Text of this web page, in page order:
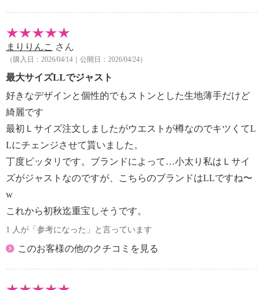
まりりんこ さん
（購入日：2026/04/14｜公開日：2026/04/24）
最大サイズLLでジャスト
好きなデザインと個性的でもストンとした生地薄手だけど
綺麗です
最初Ｌサイズ注文しましたがウエストが樽なのでキツくてL
Lにチェンジさせて貰いました。
丁度ピッタリです。ブランドによって…小太り私はＬサイ
ズがジャストなのですが、こちらのブランドはLLですね〜
w
これから初秋迄重宝しそうです。
1 人が「参考になった」と言っています
このお客様の他のクチコミを見る